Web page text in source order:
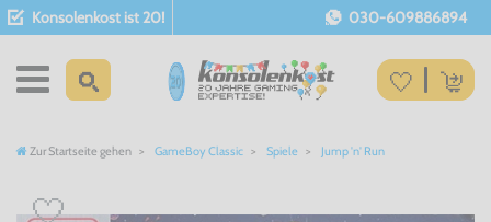
Konsolenkost ist 20! 030-609886894
Zur Startseite gehen GameBoy Classic Spiele Jump 'n' Run